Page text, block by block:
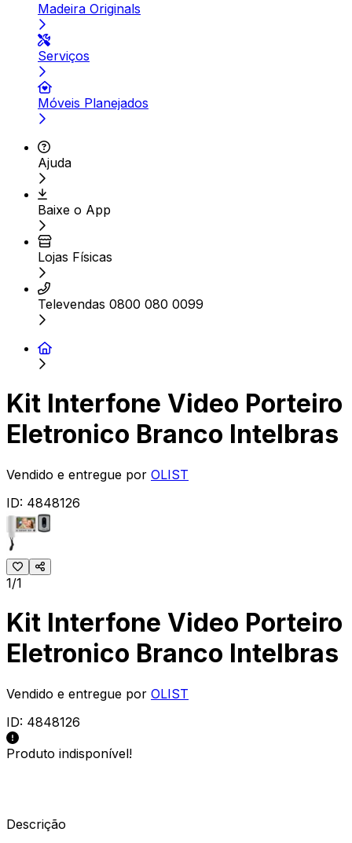
Madeira Originals
Serviços
Móveis Planejados
Ajuda
Baixe o App
Lojas Físicas
Televendas 0800 080 0099
Kit Interfone Video Porteiro
Eletronico Branco Intelbras
Vendido e entregue por OLIST
ID: 4848126
1/1
Kit Interfone Video Porteiro
Eletronico Branco Intelbras
Vendido e entregue por OLIST
ID: 4848126
Produto indisponível!
Descrição